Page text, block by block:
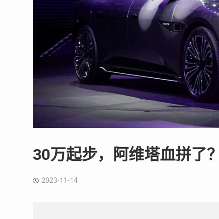
30万起步，阿维塔血拼了
2023-11-14